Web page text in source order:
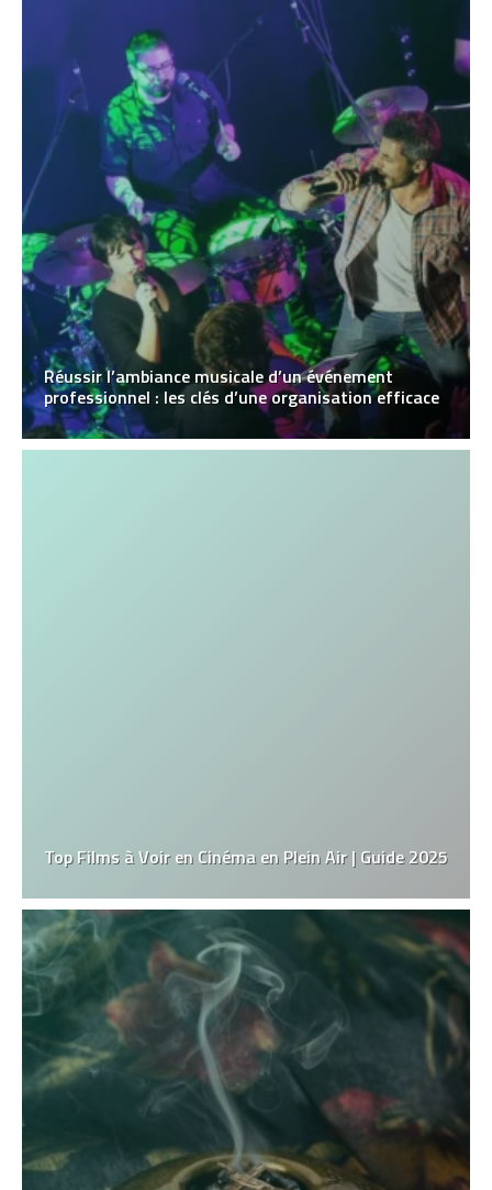
Réussir l’ambiance musicale d’un événement
professionnel : les clés d’une organisation efficace
Top Films à Voir en Cinéma en Plein Air | Guide 2025